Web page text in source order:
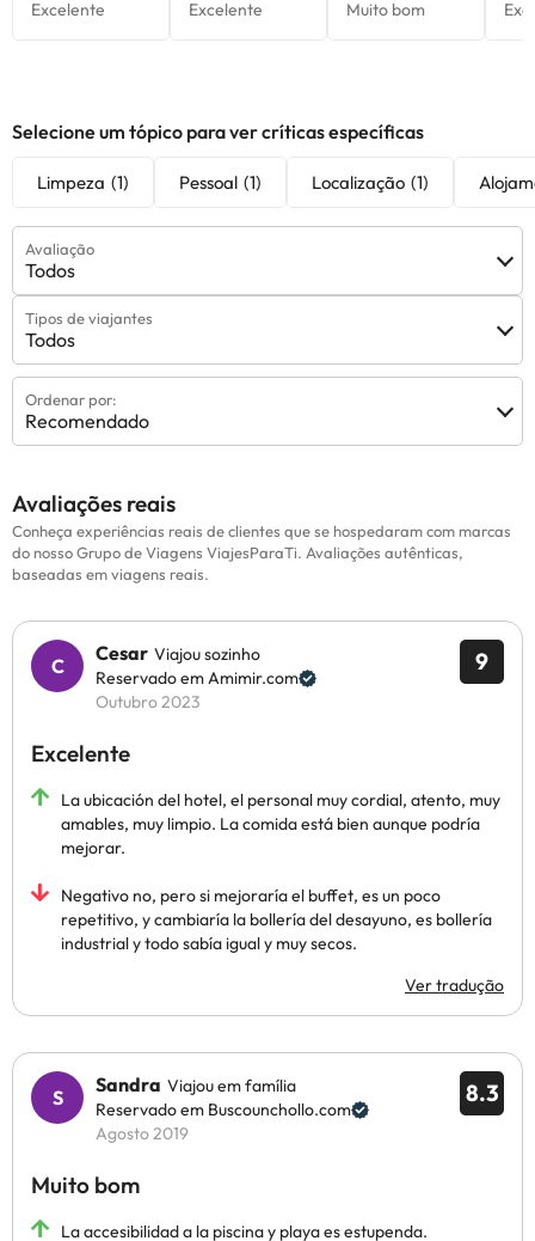
Selecione um tópico para ver críticas específicas
Limpeza (1) Pessoal (1) Localização (1)
Avaliação
Todos
Tipos de viajantes
Todos
Ordenar por:
Recomendado
Avaliações reais
Conheça experiências reais de clientes que se hospedaram com marcas
do nosso Grupo de Viagens ViajesParaTi. Avaliações autênticas,
baseadas em viagens reais.
9
Cesar Viajou sozinho
Reservado em Amimir.com
Outubro 2023
Excelente
La ubicación del hotel, el personal muy cordial, atento, muy
amables, muy limpio. La comida está bien aunque podría
mejorar.
Negativo no, pero si mejoraría el buffet, es un poco
repetitivo, y cambiaría la bollería del desayuno, es bollería
industrial y todo sabía igual y muy secos.
Ver tradução
8.3
Sandra Viajou em família
Reservado em Buscounchollo.com
Agosto 2019
Muito bom
La accesibilidad a la piscina y playa es estupenda.